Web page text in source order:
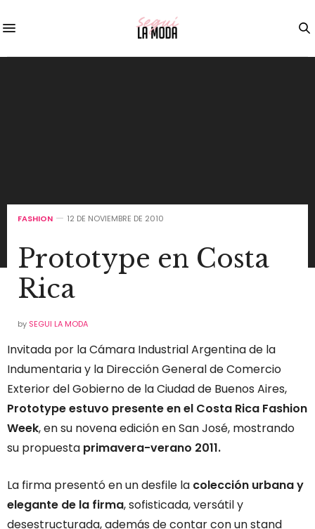
FASHION 12 DE NOVIEMBRE DE 2010
Prototype en Costa
Rica
by SEGUI LA MODA
Invitada por la Cámara Industrial Argentina de la
Indumentaria y la Dirección General de Comercio
Exterior del Gobierno de la Ciudad de Buenos Aires,
Prototype estuvo presente en el Costa Rica Fashion
Week, en su novena edición en San José, mostrando
su propuesta primavera-verano 2011.
La firma presentó en un desfile la colección urbana y
elegante de la firma, sofisticada, versátil y
desestructurada, además de contar con un stand